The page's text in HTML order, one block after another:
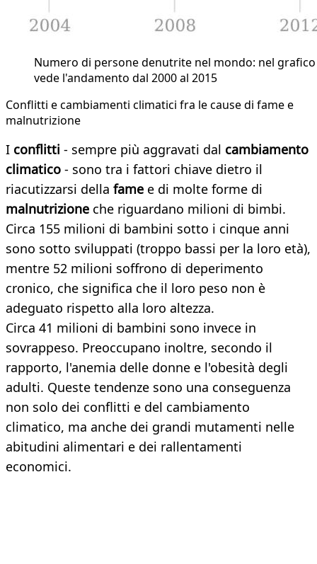
Numero di persone denutrite nel mondo: nel
vede l'andamento dal 2000 al 2015
Conflitti e cambiamenti climatici fra le cause di fame e
malnutrizione
I conflitti - sempre più aggravati dal cambiamento
climatico - sono tra i fattori chiave dietro il
riacutizzarsi della fame e di molte forme di
malnutrizione che riguardano milioni di bimbi.
Circa 155 milioni di bambini sotto i cinque anni
sono sotto sviluppati (troppo bassi per la loro età),
mentre 52 milioni soffrono di deperimento
cronico, che significa che il loro peso non è
adeguato rispetto alla loro altezza.
Circa 41 milioni di bambini sono invece in
sovrappeso. Preoccupano inoltre, secondo il
rapporto, l'anemia delle donne e l'obesità degli
adulti. Queste tendenze sono una conseguenza
non solo dei conflitti e del cambiamento
climatico, ma anche dei grandi mutamenti nelle
abitudini alimentari e dei rallentamenti
economici.